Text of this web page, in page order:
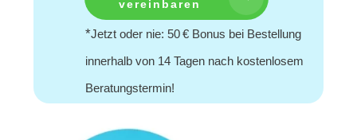
vereinbaren
*Jetzt oder nie: 50 € Bonus bei Bestellung
innerhalb von 14 Tagen nach kostenlosem
Beratungstermin!